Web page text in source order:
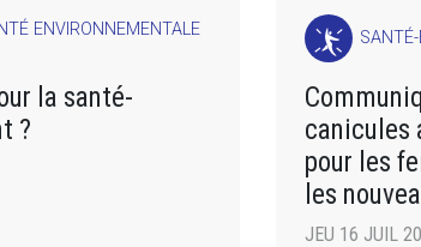
ENVIRONNEMENTALE
la santé-
?
canicules
pour les
les
plan
JEU 16 JUIL